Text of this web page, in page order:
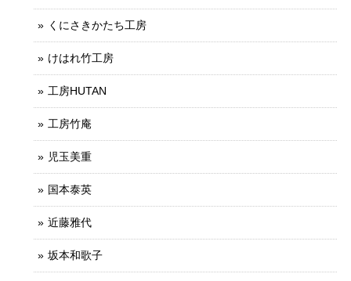
くにさきかたち工房
けはれ竹工房
工房HUTAN
工房竹庵
児玉美重
国本泰英
近藤雅代
坂本和歌子